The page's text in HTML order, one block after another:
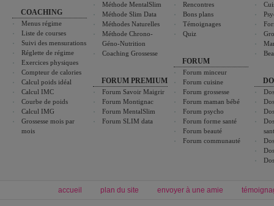
COACHING
Menus régime
Liste de courses
Suivi des mensurations
Réglette de régime
Exercices physiques
Compteur de calories
Calcul poids idéal
Calcul IMC
Courbe de poids
Calcul IMG
Grossesse mois par
mois
Méthode MentalSlim
Méthode Slim Data
Méthodes Naturelles
Méthode Chrono-
Géno-Nutrition
Coaching Grossesse
FORUM PREMIUM
Forum Savoir Maigrir
Forum Montignac
Forum MentalSlim
Forum SLIM data
Rencontres
Bons plans
Témoignages
Quiz
FORUM
Forum minceur
Forum cuisine
Forum grossesse
Forum maman bébé
Forum psycho
Forum forme santé
Forum beauté
Forum communauté
accueil plan du site envoyer à une amie